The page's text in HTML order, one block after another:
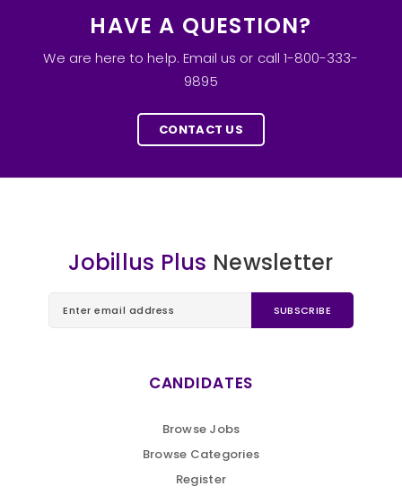
HAVE A QUESTION?
We are here to help. Email us or call 1-800-333-
9895
CONTACT US
Jobillus Plus Newsletter
CANDIDATES
Browse Jobs
Browse Categories
Register